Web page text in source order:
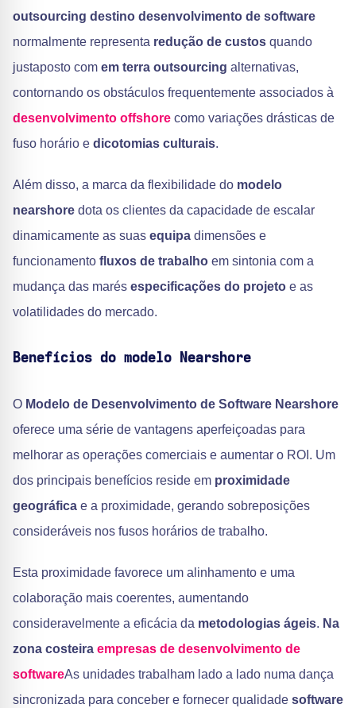
outsourcing destino desenvolvimento de software
normalmente representa redução de custos quando
justaposto com em terra outsourcing alternativas,
contornando os obstáculos frequentemente associados à
desenvolvimento offshore como variações drásticas de
fuso horário e dicotomias culturais.
Além disso, a marca da flexibilidade do modelo
nearshore dota os clientes da capacidade de escalar
dinamicamente as suas equipa dimensões e
funcionamento fluxos de trabalho em sintonia com a
mudança das marés especificações do projeto e as
volatilidades do mercado.
Benefícios do modelo Nearshore
O Modelo de Desenvolvimento de Software Nearshore
oferece uma série de vantagens aperfeiçoadas para
melhorar as operações comerciais e aumentar o ROI. Um
dos principais benefícios reside em proximidade
geográfica e a proximidade, gerando sobreposições
consideráveis nos fusos horários de trabalho.
Esta proximidade favorece um alinhamento e uma
colaboração mais coerentes, aumentando
consideravelmente a eficácia da metodologias ágeis. Na
zona costeira empresas de desenvolvimento de
softwareAs unidades trabalham lado a lado numa dança
sincronizada para conceber e fornecer qualidade software